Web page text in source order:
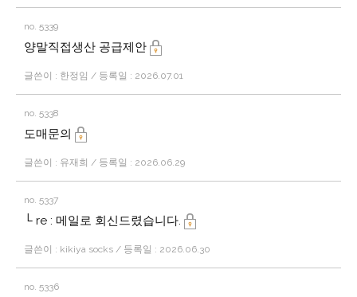
no. 5339
양말직접생산 공급제안
글쓴이 : 한정임 / 등록일 : 2026.07.01
no. 5338
도매문의
글쓴이 : 유재희 / 등록일 : 2026.06.29
no. 5337
└ re : 메일로 회신드렸습니다.
글쓴이 : kikiya socks / 등록일 : 2026.06.30
no. 5336